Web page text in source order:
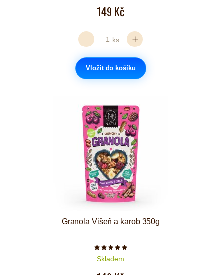
149 Kč
ks
Vložit do košíku
Granola Višeň a karob 350g
Počet hvězdiček je 5 z 5
Skladem